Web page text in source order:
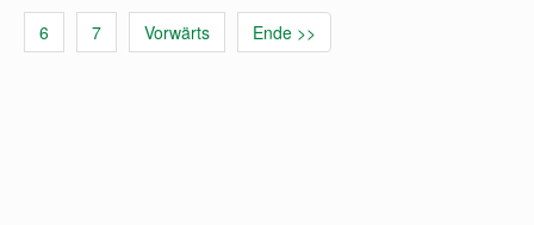
6 7 Vorwärts Ende >>